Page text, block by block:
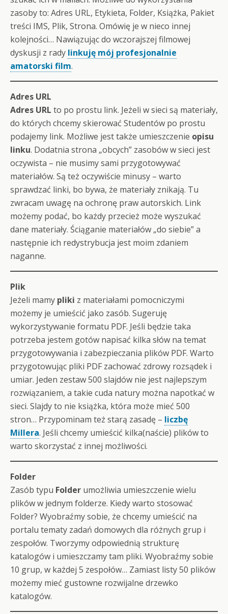
zasoby to: Adres URL, Etykieta, Folder, Książka, Pakiet
treści IMS, Plik, Strona. Omówię je w nieco innej
kolejności… Nawiązując do wczorajszej filmowej
dyskusji z rady linkuję mój profesjonalnie
amatorski film.
Adres URL
Adres URL to po prostu link. Jeżeli w sieci są materiały,
do których chcemy skierować Studentów po prostu
podajemy link. Możliwe jest także umieszczenie opisu
linku. Dodatnia strona „obcych” zasobów w sieci jest
oczywista – nie musimy sami przygotowywać
materiałów. Są też oczywiście minusy – warto
sprawdzać linki, bo bywa, że materiały znikają. Tu
zwracam uwagę na ochronę praw autorskich. Link
możemy podać, bo każdy przecież może wyszukać
dane materiały. Ściąganie materiałów „do siebie” a
następnie ich redystrybucja jest moim zdaniem
naganne.
Plik
Jeżeli mamy pliki z materiałami pomocniczymi
możemy je umieścić jako zasób. Sugeruję
wykorzystywanie formatu PDF. Jeśli będzie taka
potrzeba jestem gotów napisać kilka słów na temat
przygotowywania i zabezpieczania plików PDF. Warto
przygotowując pliki PDF zachować zdrowy rozsądek i
umiar. Jeden zestaw 500 slajdów nie jest najlepszym
rozwiązaniem, a takie cuda natury można napotkać w
sieci. Slajdy to nie książka, która może mieć 500
stron… Przypominam też starą zasadę – liczbę
Millera. Jeśli chcemy umieścić kilka(naście) plików to
warto skorzystać z innej możliwości.
Folder
Zasób typu Folder umożliwia umieszczenie wielu
plików w jednym folderze. Kiedy warto stosować
Folder? Wyobraźmy sobie, że chcemy umieścić na
portalu tematy zadań domowych dla różnych grup i
zespołów. Tworzymy odpowiednią strukturę
katalogów i umieszczamy tam pliki. Wyobraźmy sobie
10 grup, w każdej 5 zespołów… Zamiast listy 50 plików
możemy mieć gustowne rozwijalne drzewko
katalogów.